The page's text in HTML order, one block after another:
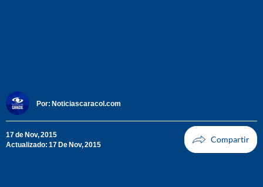
Por: Noticiascaracol.com
17 de Nov, 2015
Actualizado: 17 De Nov, 2015